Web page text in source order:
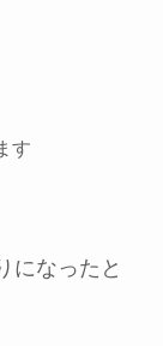
す
になったと